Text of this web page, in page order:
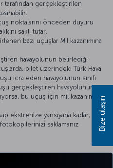
tarafından gerçekleştirilen
noktalarını önceden duyuru
saklı tutar.
bazı uçuşlar Mil kazanımına
havayolunun belirlediği
bilet üzerindeki Türk Hava
icra eden havayolunun sınıfı
gerçekleştiren havayolunun
bu uçuş için mil kazanımı
ekstrenize yansıyana kadar,
saklamanız
Bize ulaşın